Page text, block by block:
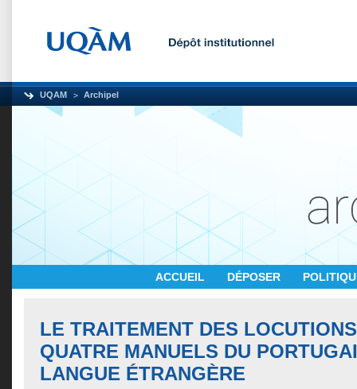
UQAM Archipel
ACCUEIL DÉPOSER
LE TRAITEMENT DES
QUATRE MANUELS DU
LANGUE ÉTRANGÈRE